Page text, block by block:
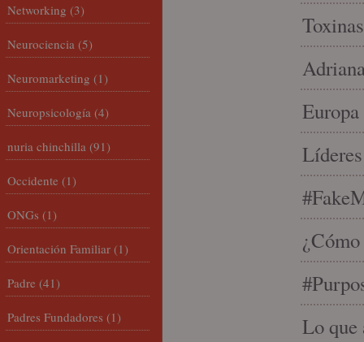
Lo que
Networking (3)
Neurociencia (5)
Neuromarketing (1)
Neuropsicología (4)
nuria chinchilla (91)
Occidente (1)
ONGs (1)
Orientación Familiar (1)
Padre (41)
Padres Fundadores (1)